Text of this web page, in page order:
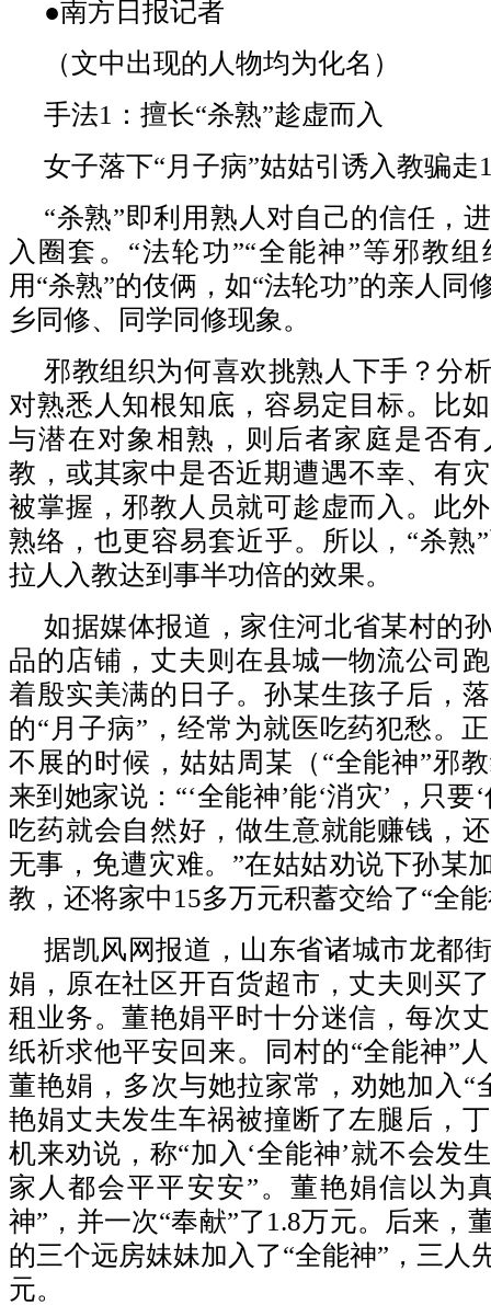
●南方日报记者
（文中出现的人物均为化名）
手法1：擅长“杀熟”趁虚而入
女子落下“月子病”姑姑引诱入教骗走
“杀熟”即利用熟人对自己的信任，
入圈套。“法轮功”“全能神”等邪教
用“杀熟”的伎俩，如“法轮功”的亲人同
乡同修、同学同修现象。
邪教组织为何喜欢挑熟人下手？分
对熟悉人知根知底，容易定目标。比
与潜在对象相熟，则后者家庭是否
教，或其家中是否近期遭遇不幸、有
被掌握，邪教人员就可趁虚而入。此
熟络，也更容易套近乎。所以，“杀熟
拉人入教达到事半功倍的效果。
如据媒体报道，家住河北省某村的
品的店铺，丈夫则在县城一物流公司
着殷实美满的日子。孙某生孩子后，
的“月子病”，经常为就医吃药犯愁。
不展的时候，姑姑周某（“全能神”邪
来到她家说：“‘全能神’能‘消灾’，只要
吃药就会自然好，做生意就能赚钱，
无事，免遭灾难。”在姑姑劝说下孙某
教，还将家中15多万元积蓄交给了“全
据凯风网报道，山东省诸城市龙都
娟，原在社区开百货超市，丈夫则买
租业务。董艳娟平时十分迷信，每次
纸祈求他平安回来。同村的“全能神”
董艳娟，多次与她拉家常，劝她加入“
艳娟丈夫发生车祸被撞断了左腿后，
机来劝说，称“加入‘全能神’就不会发
家人都会平平安安”。董艳娟信以为
神”，并一次“奉献”了1.8万元。后来，
的三个远房妹妹加入了“全能神”，三人
元。